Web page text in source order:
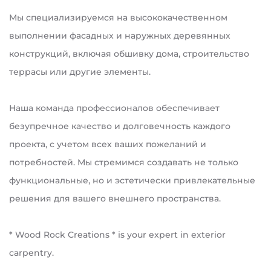
Мы специализируемся на высококачественном
выполнении фасадных и наружных деревянных
конструкций, включая обшивку дома, строительство
террасы или другие элементы.
Наша команда профессионалов обеспечивает
безупречное качество и долговечность каждого
проекта, с учетом всех ваших пожеланий и
потребностей. Мы стремимся создавать не только
функциональные, но и эстетически привлекательные
решения для вашего внешнего пространства.
* Wood Rock Creations * is your expert in exterior
carpentry.